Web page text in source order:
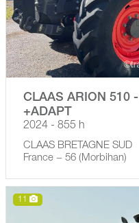
CLAAS ARION 510
+ADAPT
2024 - 855 h
CLAAS BRETAGNE SUD
France − 56 (Morbihan)
11